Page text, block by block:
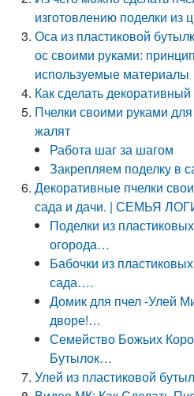
изготовлению поделки из
Оса из пластиковой
ос своими руками:
используемые материалы
Как сделать
Пчелки своими руками
жалят
Работа шаг за шагом
Закрепляем поделку в
Декоративные пчелки
сада и дачи. | СЕМЬЯ
Поделки из
огорода…
Бабочки из
сада….
Домик для пчел -Улей
дворе!…
Семейство Божьих
Бутылок…
Улей из пластиковой